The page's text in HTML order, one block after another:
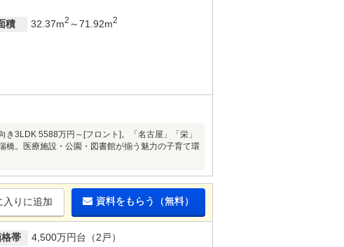
積 32.37m2 ～71.92m2
3LDK 5588万円～[フロント]。「名古屋」「栄」
橋。医療施設・公園・図書館が揃う魅力の子育て環
入りに追加 資料をもらう（無料）
帯
4,500万円台（2戸）